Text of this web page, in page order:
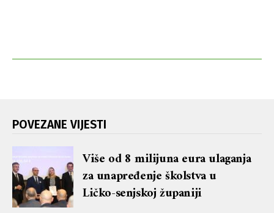
POVEZANE VIJESTI
Više od 8 milijuna eura ulaganja
za unapređenje školstva u
Ličko-senjskoj županiji